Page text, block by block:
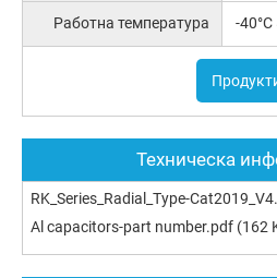
Работна температура -
Техническа
RK_Series_Radial_Type-
Al capacitors-part number.pdf (162